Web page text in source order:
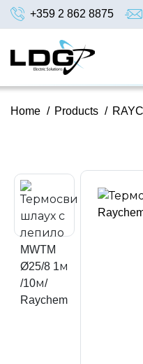
+359 2 862 8875
/
Home /
Products